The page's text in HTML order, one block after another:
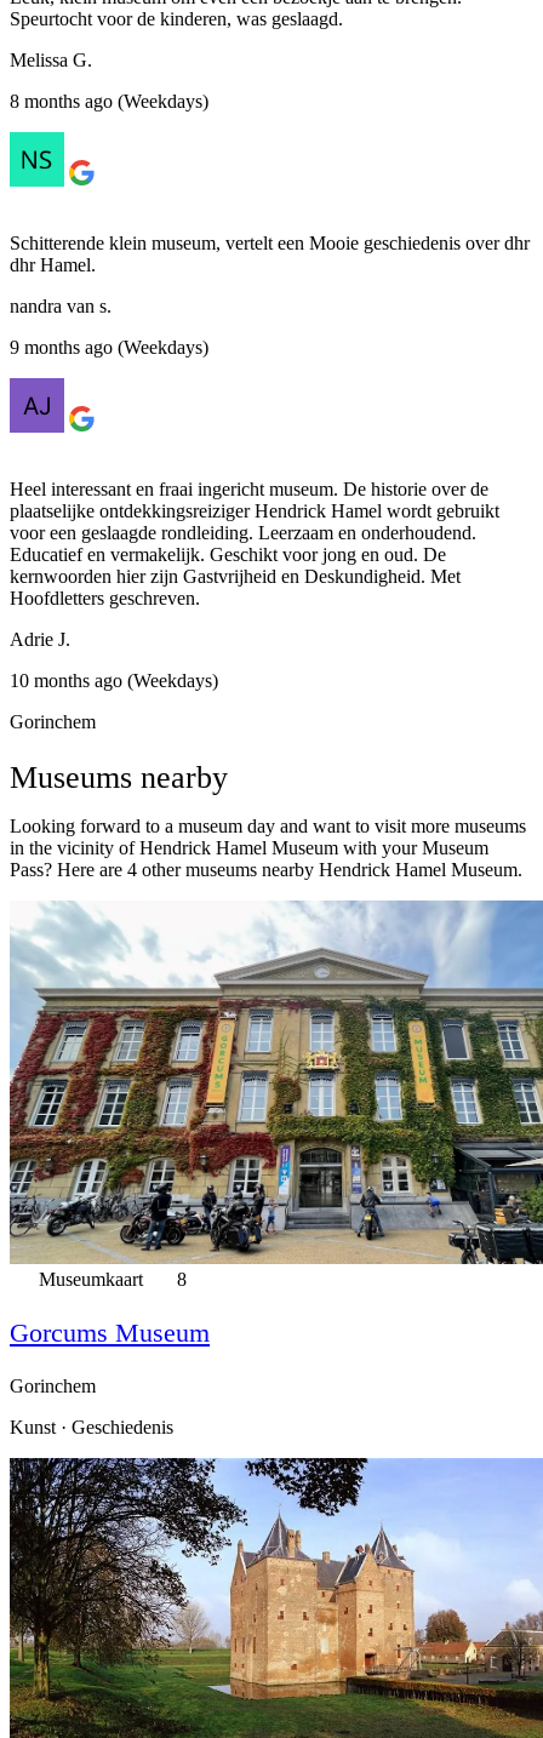
Speurtocht voor de kinderen, was geslaagd.
Melissa G.
8 months ago (Weekdays)
Schitterende klein museum, vertelt een Mooie geschiedenis over dhr
dhr Hamel.
nandra van s.
9 months ago (Weekdays)
Heel interessant en fraai ingericht museum. De historie over de
plaatselijke ontdekkingsreiziger Hendrick Hamel wordt gebruikt
voor een geslaagde rondleiding. Leerzaam en onderhoudend.
Educatief en vermakelijk. Geschikt voor jong en oud. De
kernwoorden hier zijn Gastvrijheid en Deskundigheid. Met
Hoofdletters geschreven.
Adrie J.
10 months ago (Weekdays)
Gorinchem
Museums nearby
Looking forward to a museum day and want to visit more museums
in the vicinity of Hendrick Hamel Museum with your Museum
Pass? Here are 4 other museums nearby Hendrick Hamel Museum.
Museumkaart 8
Gorcums Museum
Gorinchem
Kunst · Geschiedenis